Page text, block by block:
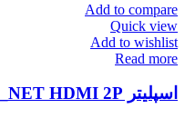
Add to compare
Quick view
Add to wishlist
Read more
اسپلیتر P_NET HDMI 2P